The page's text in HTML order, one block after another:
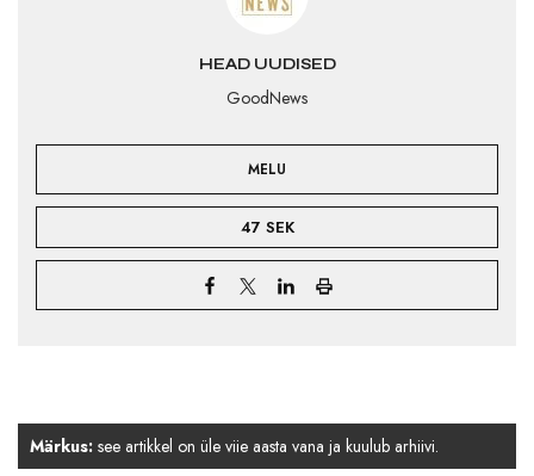
HEAD UUDISED
GoodNews
MELU
47 SEK
Märkus: see artikkel on üle viie aasta vana ja kuulub arhiivi.